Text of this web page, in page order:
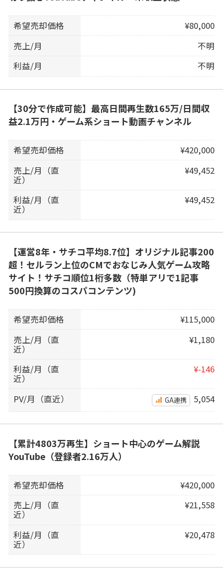
希望売却価格
¥80,000
売上/月
不明
利益/月
不明
【30分で作成可能】最高日間再生数165万/日間収
益2.1万円・ゲーム系ショート動画チャンネル
希望売却価格
¥420,000
売上/月（直
近）
¥49,452
利益/月（直
近）
¥49,452
【運営8年・サチコ平均8.7位】オリジナル記事200
超！セルラン上位のCMでおなじみ人気ゲーム攻略
サイト！サチコ順位1桁多数（特単アリで1記事
500円換算のコスパコンテンツ)
希望売却価格
¥115,000
売上/月（直
近）
¥1,180
利益/月（直
近）
¥-146
PV/月（直近） GA連携 5,054
【累計4803万再生】ショート中心のゲーム解説
YouTube（登録者2.16万人）
希望売却価格
¥420,000
売上/月（直
近）
¥21,558
利益/月（直
近）
¥20,478